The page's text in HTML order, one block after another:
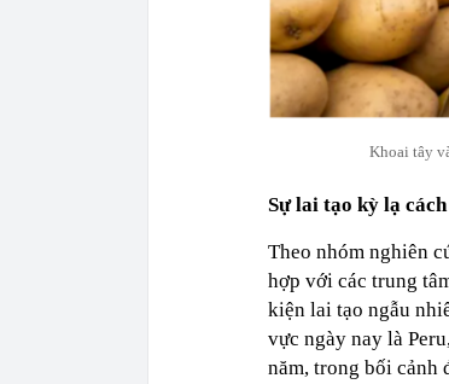
Khoai tây
Sự lai tạo kỳ lạ
Theo nhóm nghiên
hợp với các trung
kiện lai tạo ngẫu
vực ngày nay là
năm, trong bối cảnh